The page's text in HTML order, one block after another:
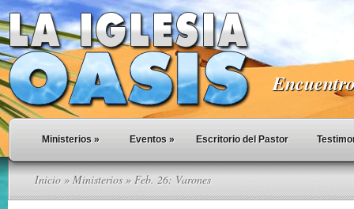
Ministerios » Eventos » Escritorio del Pastor
Inicio » Ministerios» Feb. 26: Varones